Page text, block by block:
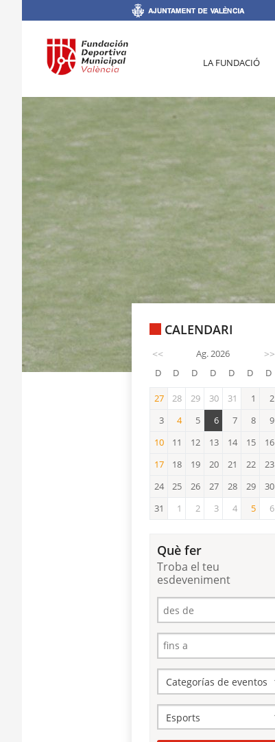
LA FUNDACIÓ
CALENDARI
<< Ag. 2026 >>
D D D D D D D
27 28 29 30 31 1
2
3
4 5 6 7 8
9
10
10
11 12 13 14 15
16
17
17
18 19 20 21 22
23
24
25 26 27 28 29
30
31
1 2 3 4 5 6
Què fer
Troba el teu
esdeveniment